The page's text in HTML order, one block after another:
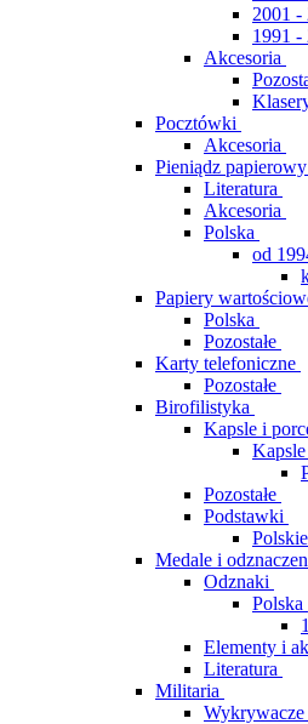
2001 -
1991 -
Akcesoria
Pocztówki
Akcesoria
Pieniądz papierowy
Literatura
Akcesoria
Polska
od
Papiery
Polska
Pozostałe
Karty telefoniczne
Pozostałe
Birofilistyka
Kapsle i
Kapsle
Pozostałe
Podstawki
Polskie
Medale i
Odznaki
Polska
Elementy i
Literatura
Militaria
Wykrywacze